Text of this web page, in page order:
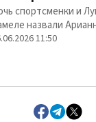
спортсменки и
назвали
11:50